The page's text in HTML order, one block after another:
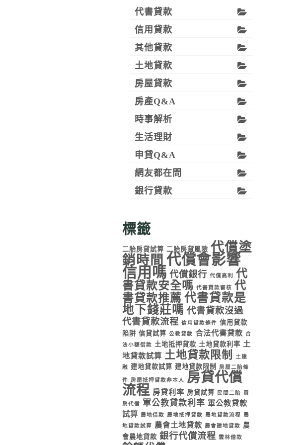
代書貸款
信用貸款
其他貸款
土地貸款
房屋貸款
房產Q&A
時事解析
生活理財
申貸Q&A
網友都在問
銀行貸款
標籤
二胎房貸試算 二胎房貸風險 代償塗
銷時間 代償會影響
信用嗎 代償銀行 代償高利
代
書貸款安全嗎 代書貸款審核 代
書貸款推薦 代書貸款是
地下錢莊嗎 代書貸款沒過
代書貸款流程 信用貸款條件 信用貸款
陷阱 信貸試算 公教貸款 合法代書貸款 合
法小額借款 土地抵押貸款 土地貸款利率 土
地貸款試算 土地貸款限制
土建
融
建地貸款試算 建地貸款限制 房屋二胎條
件 房屋抵押貸款非本人
房貸代償
流程 房貸利率 房貸試算 民間二胎
買
房代償
軍公教貸款利率 軍公教貸款
試算
農地借款 農地抵押貸款 農地貸款流程
農
地貸款試算
農會土地貸款 農會建地貸款
農
會農地貸款 銀行代償流程 雲林借款